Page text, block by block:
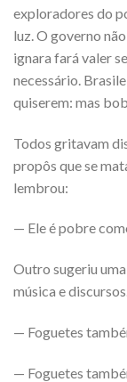
exploradores do
luz. O governo
ignara fará valer
necessário.
quiserem: mas
Todos gritavam
propôs que se
lembrou:
— Ele é pobre
Outro sugeriu
música e
— Foguetes
— Foguetes